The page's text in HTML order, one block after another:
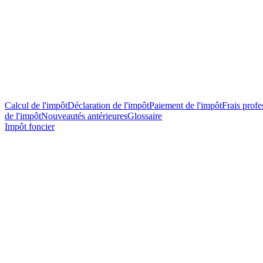
Calcul de l'impôtDéclaration de l'impôtPaiement de l'impôtFrais
de l'impôtNouveautés antérieuresGlossaire
Impôt foncier